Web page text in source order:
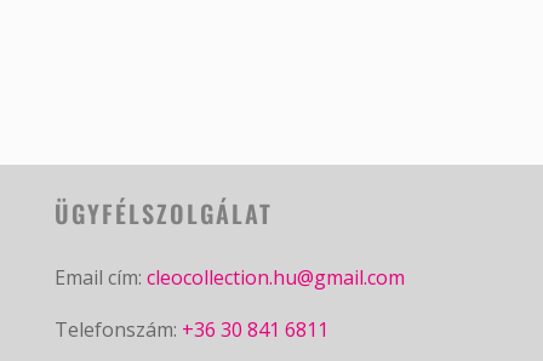
ÜGYFÉLSZOLGÁLAT
Email cím: cleocollection.hu@gmail.com
Telefonszám: +36 30 841 6811